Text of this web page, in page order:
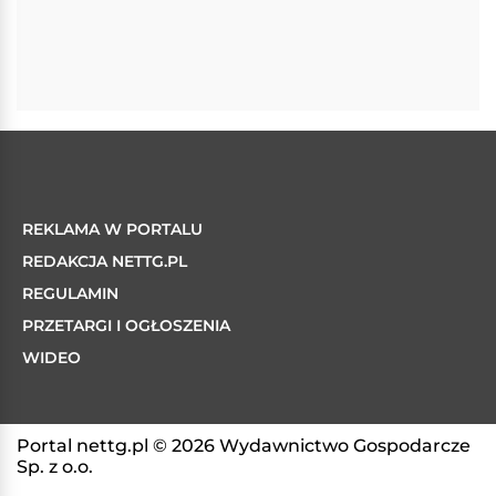
REKLAMA W PORTALU
REDAKCJA NETTG.PL
REGULAMIN
PRZETARGI I OGŁOSZENIA
WIDEO
Portal nettg.pl © 2026 Wydawnictwo Gospodarcze
Sp. z o.o.